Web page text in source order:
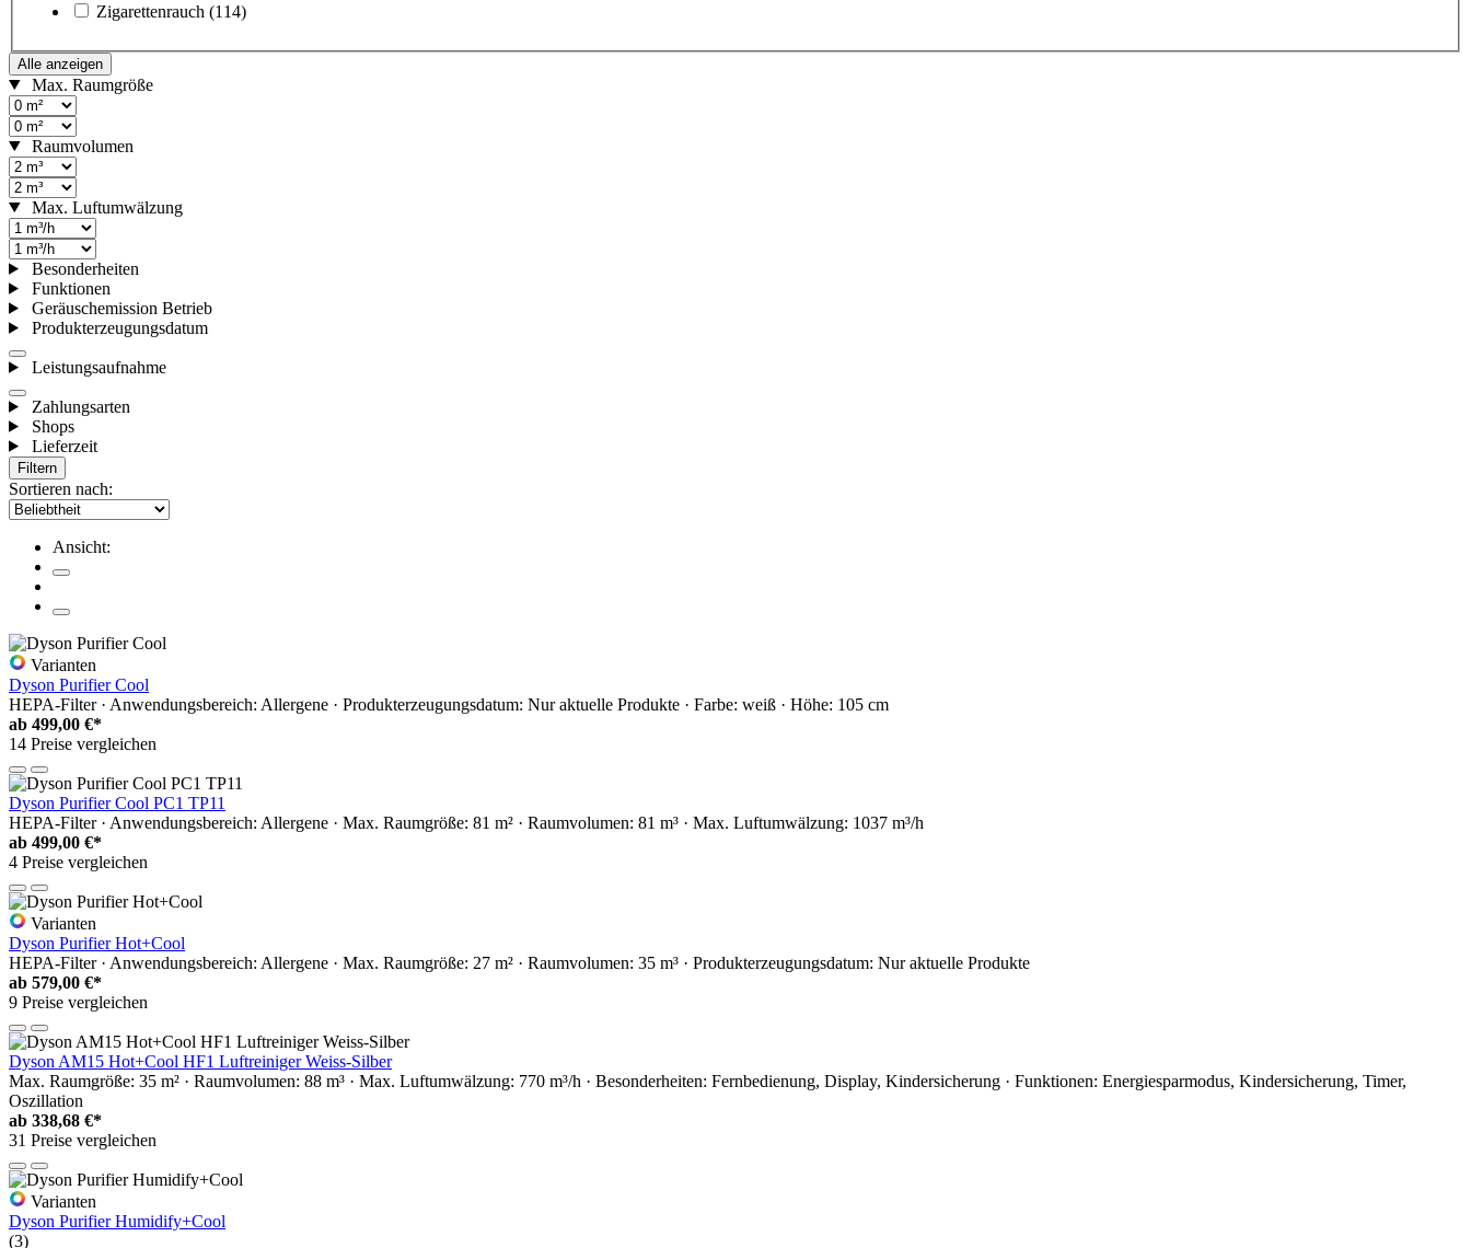
Zigarettenrauch (114)
Alle anzeigen
Max. Raumgröße
Raumvolumen
Max. Luftumwälzung
Besonderheiten
Funktionen
Geräuschemission Betrieb
Produkterzeugungsdatum
Leistungsaufnahme
Zahlungsarten
Shops
Lieferzeit
Filtern
Sortieren nach:
Ansicht:
Varianten
Dyson Purifier Cool
HEPA-Filter · Anwendungsbereich: Allergene · Produkterzeugungsdatum: Nur aktuelle Produkte · Farbe: weiß · Höhe: 105 cm
ab 499,00 €*
14 Preise vergleichen
Dyson Purifier Cool PC1 TP11
HEPA-Filter · Anwendungsbereich: Allergene · Max. Raumgröße: 81 m² · Raumvolumen: 81 m³ · Max. Luftumwälzung: 1037 m³/h
ab 499,00 €*
4 Preise vergleichen
Varianten
Dyson Purifier Hot+Cool
HEPA-Filter · Anwendungsbereich: Allergene · Max. Raumgröße: 27 m² · Raumvolumen: 35 m³ · Produkterzeugungsdatum: Nur aktuelle Produkte
ab 579,00 €*
9 Preise vergleichen
Dyson AM15 Hot+Cool HF1 Luftreiniger Weiss-Silber
Max. Raumgröße: 35 m² · Raumvolumen: 88 m³ · Max. Luftumwälzung: 770 m³/h · Besonderheiten: Fernbedienung, Display, Kindersicherung · Funktionen: Energiesparmodus, Kindersicherung, Timer,
Oszillation
ab 338,68 €*
31 Preise vergleichen
Varianten
Dyson Purifier Humidify+Cool
(3)